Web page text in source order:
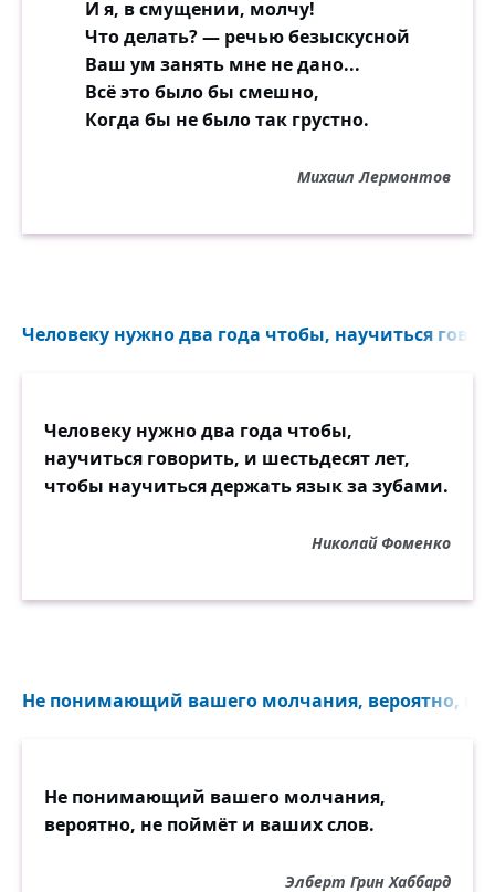
И я, в смущении, молчу!
Что делать? — речью безыскусной
Ваш ум занять мне не дано...
Всё это было бы смешно,
Когда бы не было так грустно.
Михаил Лермонтов
Человеку нужно два года чтобы, научиться
Человеку нужно два года чтобы,
научиться говорить, и шестьдесят лет,
чтобы научиться держать язык за зубами.
Николай Фоменко
Не понимающий вашего молчания, вероятно, не
Не понимающий вашего молчания,
вероятно, не поймёт и ваших слов.
Элберт Грин Хаббард